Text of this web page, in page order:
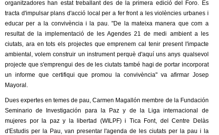
organitzadores han estat treballant des de la primera edició del Foro. Es
tracta d'impulsar plans d'acció local per a fer front a les violències urbanes i
educar per a la convivència i la pau. "De la mateixa manera que com a
resultat de la implementació de les Agendes 21 de medi ambient a les
ciutats, ara en tots els projectes que emprenem cal tenir present l'impacte
ambiental, volem construir un instrument perquè d'aquí uns anys qualsevol
projecte que s'emprengui des de les ciutats també hagi de portar incorporat
un informe que certifiqui que promou la convivència" va afirmar Josep
Mayoral.
Dues expertes en temes de pau, Carmen Magallón membre de la Fundación
Seminario de Investigación para la Paz y de la Liga internacional de
mujeres por la paz y la libertad (WILPF) i Tica Font, del Centre Delàs
d'Estudis per la Pau, van presentar l'agenda de les ciutats per la pau i la